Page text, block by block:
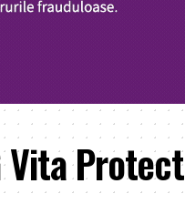
Vita Protect